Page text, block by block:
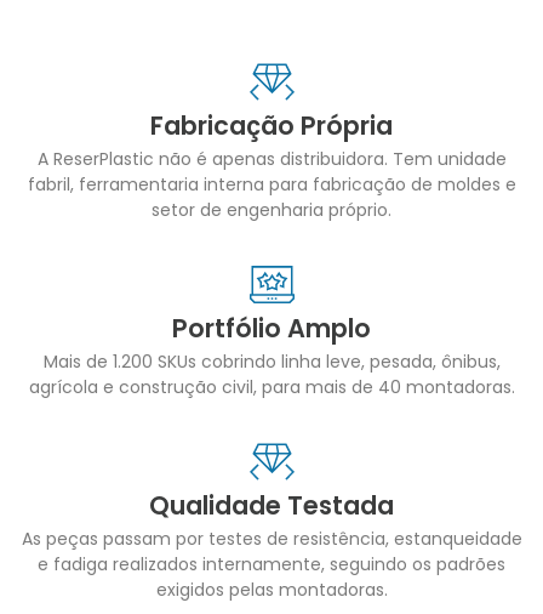
Fabricação Própria
A ReserPlastic não é apenas distribuidora. Tem unidade
fabril, ferramentaria interna para fabricação de moldes e
setor de engenharia próprio.
Portfólio Amplo
Mais de 1.200 SKUs cobrindo linha leve, pesada, ônibus,
agrícola e construção civil, para mais de 40 montadoras.
Qualidade Testada
As peças passam por testes de resistência, estanqueidade
e fadiga realizados internamente, seguindo os padrões
exigidos pelas montadoras.